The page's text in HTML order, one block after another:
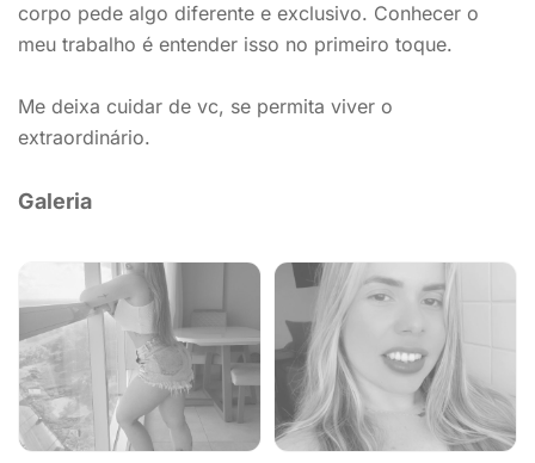
corpo pede algo diferente e exclusivo. Conhecer o
meu trabalho é entender isso no primeiro toque.
Me deixa cuidar de vc, se permita viver o
extraordinário.
Galeria